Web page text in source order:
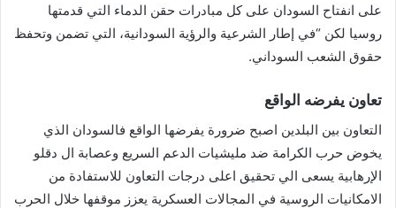
على انفتاح السودان على كل مبادرات حقن الدماء التي قدمتها
روسيا لكن “في إطار الشرعية والرؤية السودانية، التي تضمن وتحفظ
حقوق الشعب السوداني.
تعاون يفرضه الواقع
التعاون بين البلدين اصبح ضرورة يفرضها الواقع فالسودان الذي
يخوض حرب الكرامة ضد مليشيات الدعم السريع وعصابة ال دقلو
الإرهابية يسعى الي تحقيق اعلى درجات التعاون للاستفادة من
الامكانيات الروسية في المجالات العسكرية يعزز موقفها خلال الحرب